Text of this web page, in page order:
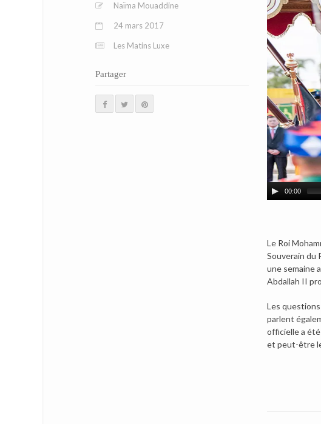
Naïma Mouaddine
24 mars 2017
Les Matins Luxe
Partager
00:00
Le Roi
Souverain du
une semaine
Abdallah II
Les
parlent
officielle a
et peut-être